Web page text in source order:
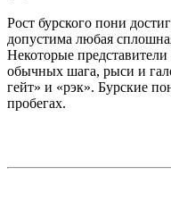
Рост бурского пони
допустима любая
Некоторые
обычных шага, рыси и
гейт» и «рэк». Бурские
пробегах.